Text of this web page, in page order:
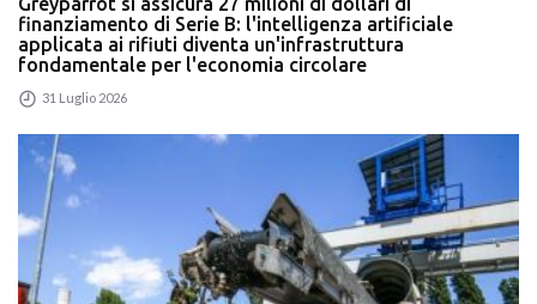
finanziamento di Serie B: l'intelligenza artificiale
applicata ai rifiuti diventa un'infrastruttura
fondamentale per l'economia circolare
31 Luglio 2026